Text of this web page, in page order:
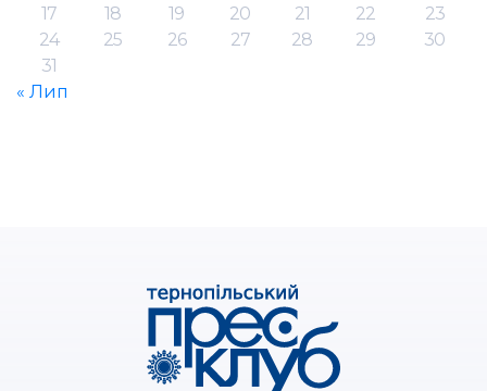
17
18 19 20 21 22
23
24
25 26 27 28 29
30
31
« Лип